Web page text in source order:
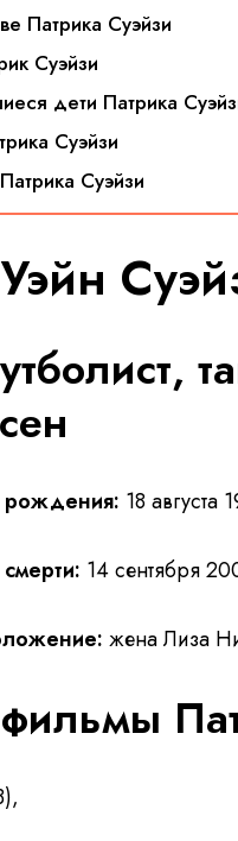
Патрика Суэйзи
Суэйзи
дети Патрика
Суэйзи
Суэйзи
рождения: 18
14 сентября
жена Лиза